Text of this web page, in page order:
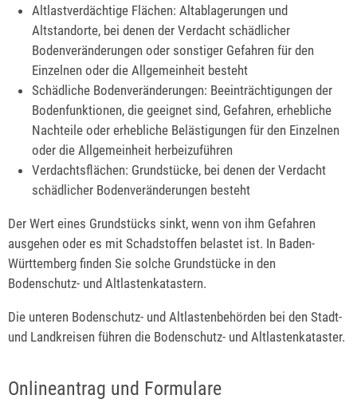
Altlastverdächtige Flächen: Altablagerungen und
Altstandorte, bei denen der Verdacht schädlicher
Bodenveränderungen oder sonstiger Gefahren für den
Einzelnen oder die Allgemeinheit besteht
Schädliche Bodenveränderungen: Beeinträchtigungen der
Bodenfunktionen, die geeignet sind, Gefahren, erhebliche
Nachteile oder erhebliche Belästigungen für den Einzelnen
oder die Allgemeinheit herbeizuführen
Verdachtsflächen: Grundstücke, bei denen der Verdacht
schädlicher Bodenveränderungen besteht
Der Wert eines Grundstücks sinkt, wenn von ihm Gefahren
ausgehen oder es mit Schadstoffen belastet ist. In Baden-
Württemberg finden Sie solche Grundstücke in den
Bodenschutz- und Altlastenkatastern.
Die unteren Bodenschutz- und Altlastenbehörden bei den Stadt-
und Landkreisen führen die Bodenschutz- und Altlastenkataster.
Onlineantrag und Formulare